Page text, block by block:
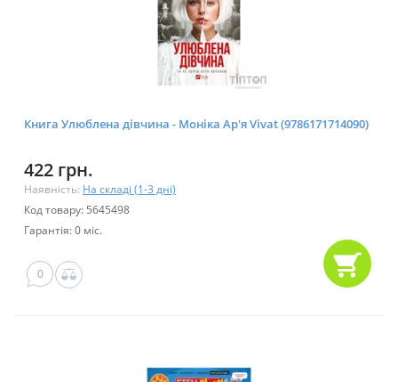
Книга Улюблена дівчина - Моніка Ар'я Vivat (9786171714090)
422 грн.
Наявність: На складі (1-3 дні)
Код товару: 5645498
Гарантія: 0 міс.
0